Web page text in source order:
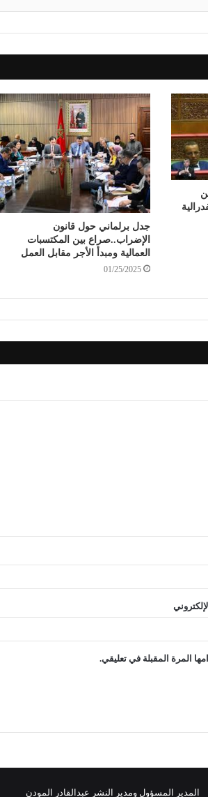
جدل برلماني حول قانون
الإضراب..صراع بين المكتسبات
العمالية ومبدأ الأجر مقابل العمل
01/25/2025
المرة المقبلة في تعليقي.
المدير المسؤول ومدير النشر عبدالقادر المودن